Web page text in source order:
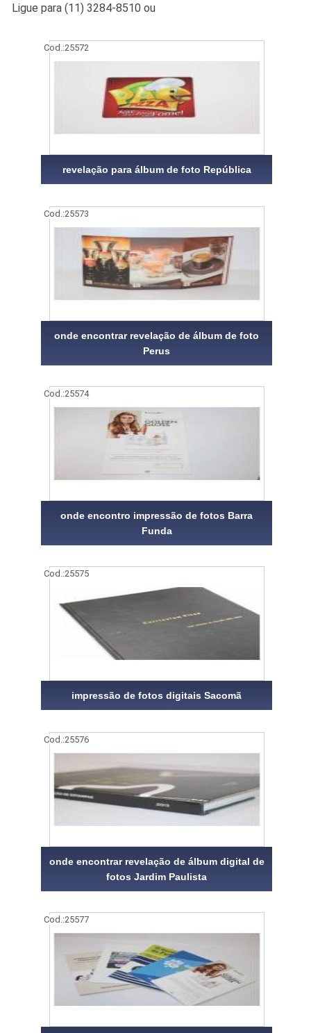
Ligue para(11) 3284-8510 ou
Cod.:25572
revelação para álbum de foto República
Cod.:25573
onde encontrar revelação de álbum de foto
Perus
Cod.:25574
onde encontro impressão de fotos Barra
Funda
Cod.:25575
impressão de fotos digitais Sacomã
Cod.:25576
onde encontrar revelação de álbum digital de
fotos Jardim Paulista
Cod.:25577